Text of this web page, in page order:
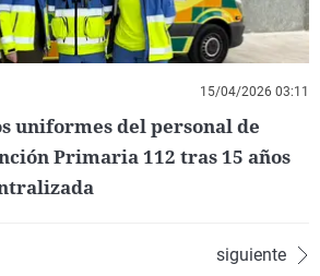
15/04/2026 03:11
uniformes del personal de
Primaria 112 tras 15 años
siguiente